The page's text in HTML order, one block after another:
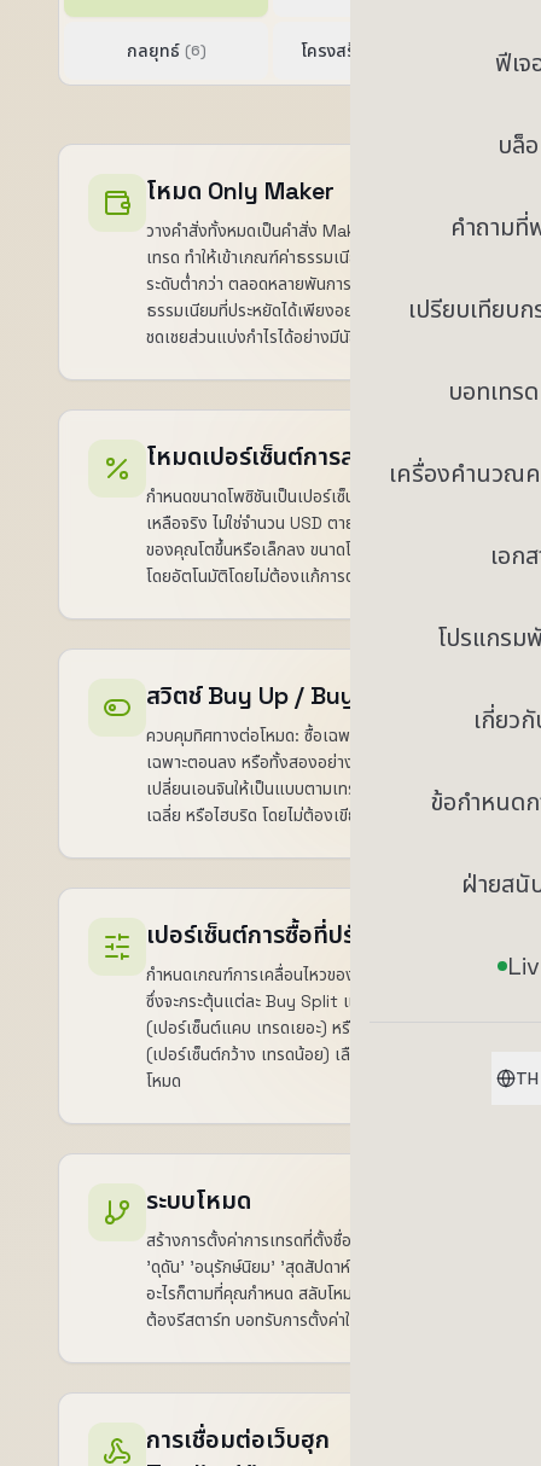
ฟีเจ
บล็
คำถามที่
เปรียบเทียบก
บอทเทร
เครื่องคำนวณ
เอก
โปรแกรม
เกี่ยวกั
ข้อกำหนดก
ฝ่ายสนั
TH
กลยุทธ์ (6) โครงสร้างพื้นฐาน
การส่งคำสั่งและโหมด
โหมด Only Maker
วางคำสั่งทั้งหมดเป็นคำสั่ง Maker บนกระดาน
เทรด ทำให้เข้าเกณฑ์ค่าธรรมเนียม Maker
ระดับต่ำกว่า ตลอดหลายพันการเทรดต่อวัน ค่า
ธรรมเนียมที่ประหยัดได้เพียงอย่างเดียวก็
ชดเชยส่วนแบ่งกำไรได้อย่างมีนัยสำคัญ
โหมดเปอร์เซ็นต์การลงทุน
กำหนดขนาดโพซิชันเป็นเปอร์เซ็นต์ของยอดคง
เหลือจริง ไม่ใช่จำนวน USD ตายตัว เมื่อบัญชี
ของคุณโตขึ้นหรือเล็กลง ขนาดโพซิชันจะปรับ
โดยอัตโนมัติโดยไม่ต้องแก้การตั้งค่า
สวิตช์ Buy Up / Buy Down
ควบคุมทิศทางต่อโหมด: ซื้อเฉพาะตอนราคาขึ้น
เฉพาะตอนลง หรือทั้งสองอย่าง สวิตช์ง่ายๆ ที่
เปลี่ยนเอนจินให้เป็นแบบตามเทรนด์ คืนสู่ค่า
เฉลี่ย หรือไฮบริด โดยไม่ต้องเขียนโค้ด
เปอร์เซ็นต์การซื้อที่ปรับตั้งได้
กำหนดเกณฑ์การเคลื่อนไหวของราคาที่แม่นยำ
ซึ่งจะกระตุ้นแต่ละ Buy Split แบบดุดัน
(เปอร์เซ็นต์แคบ เทรดเยอะ) หรือใจเย็น
(เปอร์เซ็นต์กว้าง เทรดน้อย) เลือกได้เองต่อ
โหมด
ระบบโหมด
สร้างการตั้งค่าการเทรดที่ตั้งชื่อได้ไม่จำกัด
'ดุดัน' 'อนุรักษ์นิยม' 'สุดสัปดาห์' 'ผันผวน' หรือ
อะไรก็ตามที่คุณกำหนด สลับโหมดขณะรันโดยไม่
ต้องรีสตาร์ท บอทรับการตั้งค่าใหม่แบบสดทันที
การเชื่อมต่อเว็บฮุก